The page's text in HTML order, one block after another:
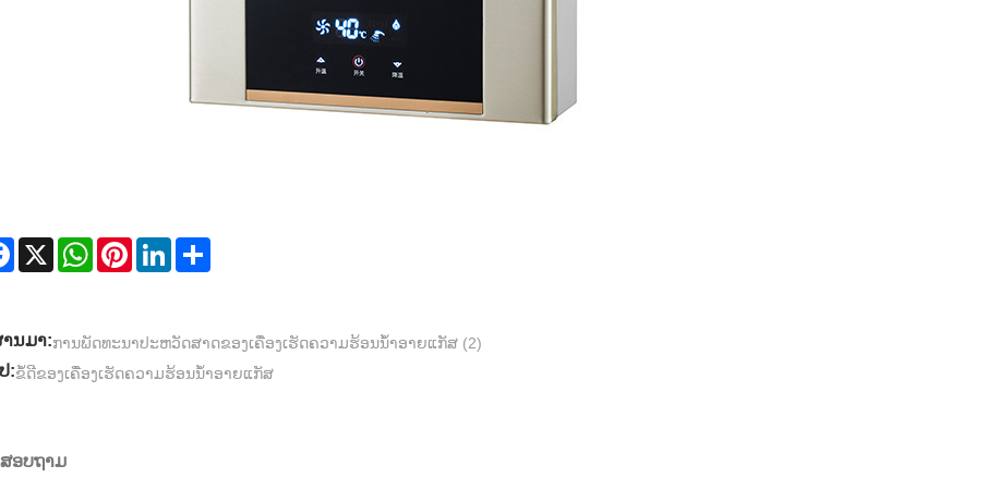
Facebook
X WhatsAppPinterestLinkedInShare
ນມາ:ການພັດທະນາປະຫວັດສາດຂອງເຄື່ອງເຮັດຄວາມຮ້ອນນ້ໍາອາຍແກັສ (2)
:ຂໍ້ດີຂອງເຄື່ອງເຮັດຄວາມຮ້ອນນ້ໍາອາຍແກັສ
ອບຖາມ